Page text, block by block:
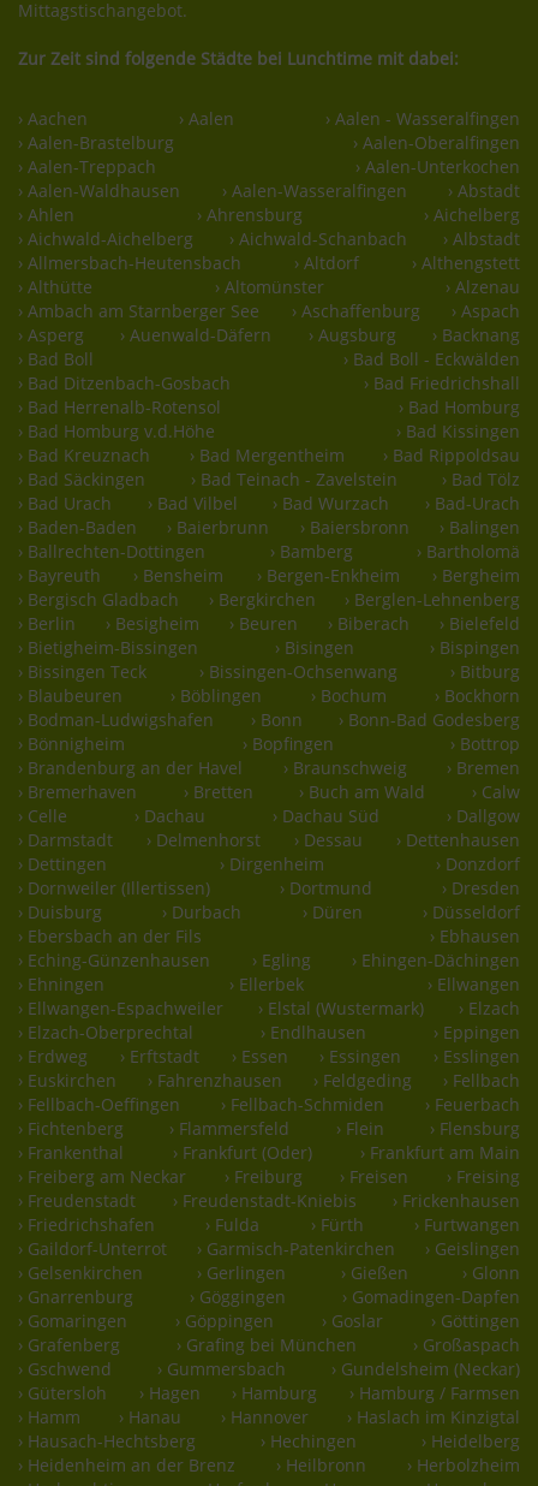
Mittagstischangebot.
Zur Zeit sind folgende Städte bei Lunchtime mit dabei:
› Aachen › Aalen
› Aalen - Wasseralfingen
› Aalen-Brastelburg
› Aalen-Oberalfingen
› Aalen-Treppach
› Aalen-Unterkochen
› Aalen-Waldhausen
› Aalen-Wasseralfingen
› Abstadt
› Ahlen
› Ahrensburg
› Aichelberg
› Aichwald-Aichelberg
› Aichwald-Schanbach
› Albstadt
› Allmersbach-Heutensbach
› Altdorf
› Althengstett
› Althütte
› Altomünster
› Alzenau
› Ambach am Starnberger See
› Aschaffenburg
› Aspach
› Asperg
› Auenwald-Däfern › Augsburg
› Backnang
› Bad Boll
› Bad Boll - Eckwälden
› Bad Ditzenbach-Gosbach
› Bad Friedrichshall
› Bad Herrenalb-Rotensol
› Bad Homburg
› Bad Homburg v.d.Höhe
› Bad Kissingen
› Bad Kreuznach
› Bad Mergentheim
› Bad Rippoldsau
› Bad Säckingen
› Bad Teinach - Zavelstein
› Bad Tölz
› Bad Urach
› Bad Vilbel › Bad Wurzach
› Bad-Urach
› Baden-Baden
› Baierbrunn › Baiersbronn
› Balingen
› Ballrechten-Dottingen
› Bamberg
› Bartholomä
› Bayreuth
› Bensheim › Bergen-Enkheim
› Bergheim
› Bergisch Gladbach
› Bergkirchen
› Berglen-Lehnenberg
› Berlin
› Besigheim › Beuren › Biberach
› Bielefeld
› Bietigheim-Bissingen
› Bisingen
› Bispingen
› Bissingen Teck
› Bissingen-Ochsenwang
› Bitburg
› Blaubeuren
› Böblingen › Bochum
› Bockhorn
› Bodman-Ludwigshafen
› Bonn
› Bonn-Bad Godesberg
› Bönnigheim
› Bopfingen
› Bottrop
› Brandenburg an der Havel
› Braunschweig
› Bremen
› Bremerhaven
› Bretten › Buch am Wald
› Calw
› Celle
› Dachau › Dachau Süd
› Dallgow
› Darmstadt
› Delmenhorst › Dessau
› Dettenhausen
› Dettingen
› Dirgenheim
› Donzdorf
› Dornweiler (Illertissen)
› Dortmund
› Dresden
› Duisburg
› Durbach › Düren
› Düsseldorf
› Ebersbach an der Fils
› Ebhausen
› Eching-Günzenhausen
› Egling
› Ehingen-Dächingen
› Ehningen
› Ellerbek
› Ellwangen
› Ellwangen-Espachweiler
› Elstal (Wustermark)
› Elzach
› Elzach-Oberprechtal
› Endlhausen
› Eppingen
› Erdweg
› Erftstadt › Essen › Essingen
› Esslingen
› Euskirchen
› Fahrenzhausen › Feldgeding
› Fellbach
› Fellbach-Oeffingen
› Fellbach-Schmiden
› Feuerbach
› Fichtenberg
› Flammersfeld › Flein
› Flensburg
› Frankenthal
› Frankfurt (Oder)
› Frankfurt am Main
› Freiberg am Neckar
› Freiburg › Freisen
› Freising
› Freudenstadt
› Freudenstadt-Kniebis
› Frickenhausen
› Friedrichshafen
› Fulda › Fürth
› Furtwangen
› Gaildorf-Unterrot
› Garmisch-Patenkirchen
› Geislingen
› Gelsenkirchen
› Gerlingen › Gießen
› Glonn
› Gnarrenburg
› Göggingen
› Gomadingen-Dapfen
› Gomaringen
› Göppingen › Goslar
› Göttingen
› Grafenberg
› Grafing bei München
› Großaspach
› Gschwend
› Gummersbach
› Gundelsheim (Neckar)
› Gütersloh
› Hagen › Hamburg
› Hamburg / Farmsen
› Hamm
› Hanau › Hannover
› Haslach im Kinzigtal
› Hausach-Hechtsberg
› Hechingen
› Heidelberg
› Heidenheim an der Brenz
› Heilbronn
› Herbolzheim